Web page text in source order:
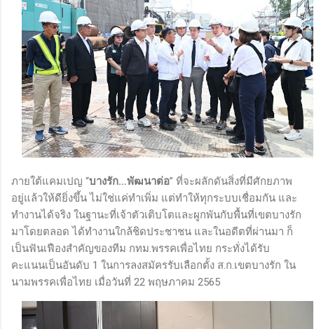
ภายใต้แคมเปญ “บางรัก…พัฒนาต่อ” ที่จะผลักดันสิ่งที่มีศักยภาพ
อยู่แล้วให้ดียิ่งขึ้น ไม่ใช่แค่ทำเพิ่ม แต่ทำให้ทุกระบบเชื่อมกัน และ
ทำงานได้จริง ในฐานะที่เจ้าตัวเติบโตและผูกพันกับพื้นที่เขตบางรัก
มาโดยตลอด ได้ทำงานใกล้ชิดประชาชน และในอดีตที่ผ่านมา ก็
เป็นฟันเฟืองสำคัญของทีม กทม.พรรคเพื่อไทย กระทั่งได้รับ
คะแนนเป็นอันดับ 1 ในการลงสมัครรับเลือกตั้ง ส.ก.เขตบางรัก ใน
นามพรรคเพื่อไทย เมื่อวันที่ 22 พฤษภาคม 2565